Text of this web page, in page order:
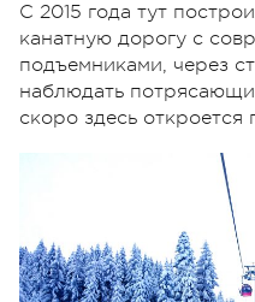
С 2015 года тут
канатную дорогу с
подъемниками, через
наблюдать
скоро здесь откроется